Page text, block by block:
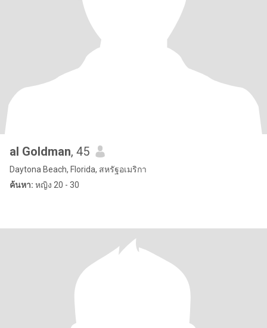
al Goldman, 45
Daytona Beach, Florida, สหรัฐอเมริกา
ค้นหา: หญิง 20 - 30